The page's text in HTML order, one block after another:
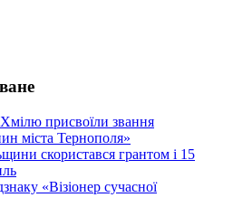
присвоїли звання
міста Тернополя»
скористався грантом і 15
«Візіонер сучасної